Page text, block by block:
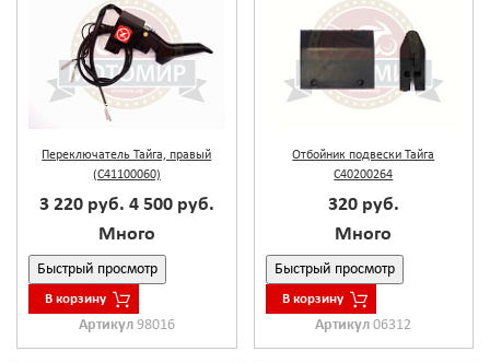
Переключатель Тайга, правый
(С41100060)
3 220 руб. 4 500 руб.
Много
Быстрый просмотр
В корзину
Артикул 98016
Отбойник подвески Тайга
С40200264
320 руб.
Много
Быстрый просмотр
В корзину
Артикул06312